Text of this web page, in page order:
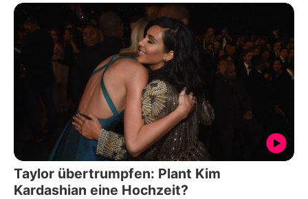
Taylor übertrumpfen: Plant Kim
Kardashian eine Hochzeit?